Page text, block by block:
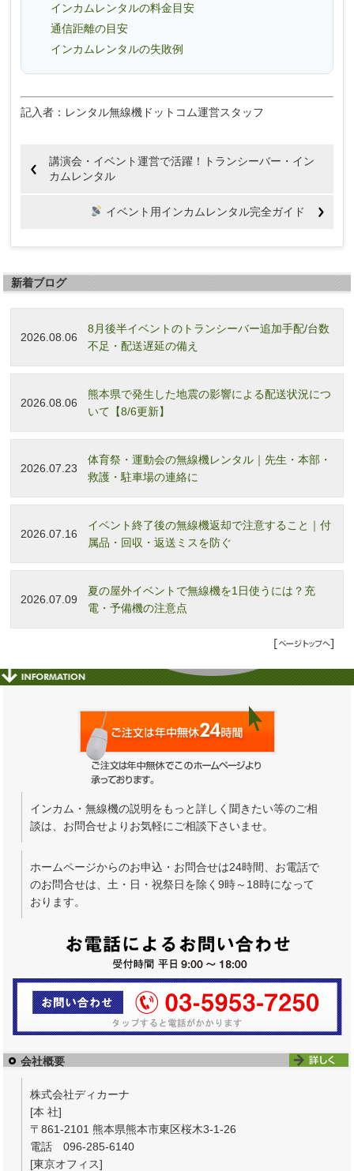
インカムレンタルの料金目安
通信距離の目安
インカムレンタルの失敗例
記入者：レンタル無線機ドットコム運営スタッフ
講演会・イベント運営で活躍！トランシーバー・イン
カムレンタル
イベント用インカムレンタル完全ガイド
新着ブログ
2026.08.06
8月後半イベントのトランシーバー追加手配/台数
不足・配送遅延の備え
2026.08.06
熊本県で発生した地震の影響による配送状況につ
いて【8/6更新】
2026.07.23
体育祭・運動会の無線機レンタル｜先生・本部・
救護・駐車場の連絡に
2026.07.16
イベント終了後の無線機返却で注意すること｜付
属品・回収・返送ミスを防ぐ
2026.07.09
夏の屋外イベントで無線機を1日使うには？充
電・予備機の注意点
インカム・無線機の説明をもっと詳しく聞きたい等のご相
談は、お問合せよりお気軽にご相談下さいませ。
ホームページからのお申込・お問合せは24時間、お電話で
のお問合せは、土・日・祝祭日を除く9時～18時になって
おります。
会社概要
株式会社ディカーナ
[本 社]
〒861-2101 熊本県熊本市東区桜木3-1-26
電話 096-285-6140
[東京オフィス]